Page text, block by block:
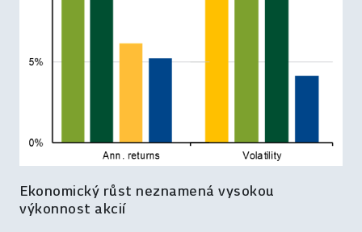
Ekonomický růst neznamená vysokou
výkonnost akcií